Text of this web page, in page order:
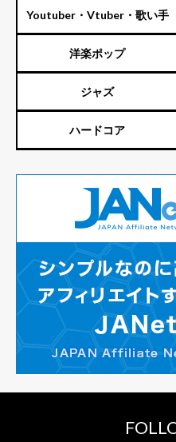
Youtuber・Vtuber・歌い手
洋楽ポップ
ジャズ
ハードコア